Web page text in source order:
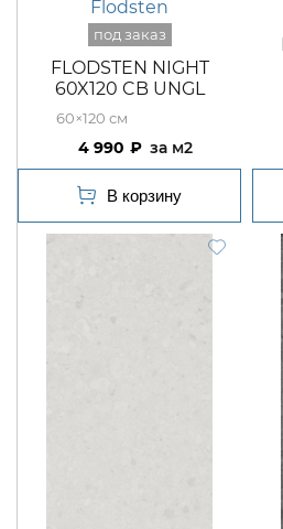
Flodsten
FLODSTEN NIGHT
60X120 CB UNGL
60×120
4 990 м2